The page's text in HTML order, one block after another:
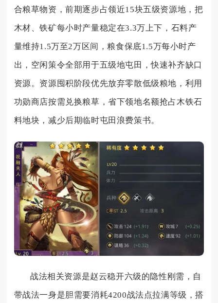
合粮草物资，前期逐步占领近15块五级资源地，把
木材、铁矿每小时产量稳定在3.3万上下，石料产
量维持1.5万至2万区间，粮食保底1.5万每小时产
出，空闲策令全部用于五级地屯田，快速补齐缺口
资源。资源囤积阶段优先放弃零散低级粮地，利用
功勋商店按需兑换粮草，省下领地名额抢占木铁石
料地块，减少后期临时屯田浪费策书。
战法相关资源是赵云稳开六级的隐性刚需，自
带战法一身是胆需要消耗4200战法点拉满等级，搭